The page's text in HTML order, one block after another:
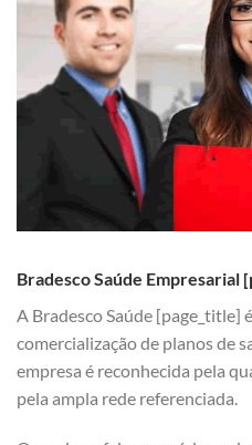
Bradesco Saúde Empresarial
A Bradesco Saúde [page_title]
comercialização de planos de
empresa é reconhecida pela
pela ampla rede referenciada.